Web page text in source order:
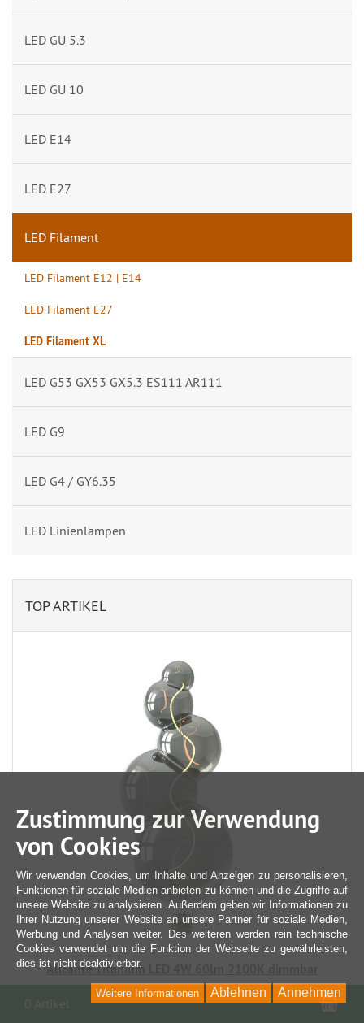
LED GU 5.3
LED GU 10
LED E14
LED E27
LED Filament
LED Filament E12 | E14
LED Filament E27
LED Filament XL
LED G53 GX53 GX5.3 ES111 AR111
LED G9
LED G4 / GY6.35
LED Linienlampen
TOP ARTIKEL
Alicante Titanium LED 4W 60lm 2100K dimmbar
Zustimmung zur Verwendung
von Cookies
Wir verwenden Cookies, um Inhalte und Anzeigen zu personalisieren,
Funktionen für soziale Medien anbieten zu können und die Zugriffe auf
unsere Website zu analysieren. Außerdem geben wir Informationen zu
Ihrer Nutzung unserer Website an unsere Partner für soziale Medien,
Werbung und Analysen weiter. Des weiteren werden rein technische
Cookies verwendet um die Funktion der Webseite zu gewährleisten,
dies ist nicht deaktivierbar.
Annehmen
Ablehnen
Weitere Informationen